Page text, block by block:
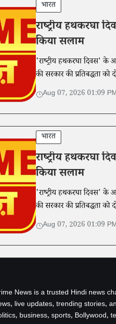
भारत
राष्ट्रीय हथकरघा
किया सलाम
'राष्ट्रीय हथकरघा दिवस' के
की सरकार की प्रतिबद्धता
Aug 07, 2026 01:09
भारत
राष्ट्रीय हथकरघा
किया सलाम
'राष्ट्रीय हथकरघा दिवस' के
की सरकार की प्रतिबद्धता
Aug 07, 2026 01:09
News is a trusted Hindi news
live updates, trending stories,
business, sports, Bollywood,